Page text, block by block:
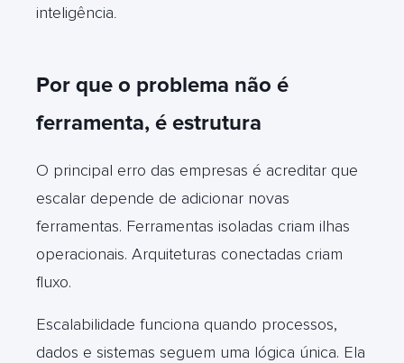
inteligência.
Por que o problema não é
ferramenta, é estrutura
O principal erro das empresas é acreditar que
escalar depende de adicionar novas
ferramentas. Ferramentas isoladas criam ilhas
operacionais. Arquiteturas conectadas criam
fluxo.
Escalabilidade funciona quando processos,
dados e sistemas seguem uma lógica única. Ela